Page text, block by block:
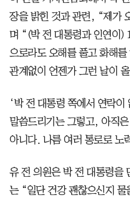
장을 밝힌 것과 관련, “제가
며 “(박 전 대통령과 인연이)
으로라도 오해를 풀고 화해
관계없이 언젠가 그런 날이
‘박 전 대통령 쪽에서 연락이
말씀드리기는 그렇고, 아직
아니다. 나름 여러 통로로 노
유 전 의원은 박 전 대통령을
는 “일단 건강 괜찮으신지